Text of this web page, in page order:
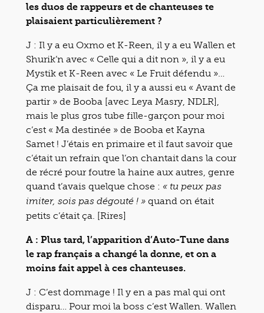
les duos de rappeurs et de chanteuses te
plaisaient particulièrement ?
J : Il y a eu Oxmo et K-Reen, il y a eu Wallen et
Shurik’n avec « Celle qui a dit non », il y a eu
Mystik et K-Reen avec « Le Fruit défendu »…
Ça me plaisait de fou, il y a aussi eu « Avant de
partir » de Booba [avec Leya Masry, NDLR],
mais le plus gros tube fille-garçon pour moi
c’est « Ma destinée » de Booba et Kayna
Samet ! J’étais en primaire et il faut savoir que
c’était un refrain que l’on chantait dans la cour
de récré pour foutre la haine aux autres, genre
quand t’avais quelque chose : « tu peux pas
imiter, sois pas dégouté ! » quand on était
petits c’était ça. [Rires]
A : Plus tard, l’apparition d’Auto-Tune dans
le rap français a changé la donne, et on a
moins fait appel à ces chanteuses.
J : C’est dommage ! Il y en a pas mal qui ont
disparu… Pour moi la boss c’est Wallen. Wallen